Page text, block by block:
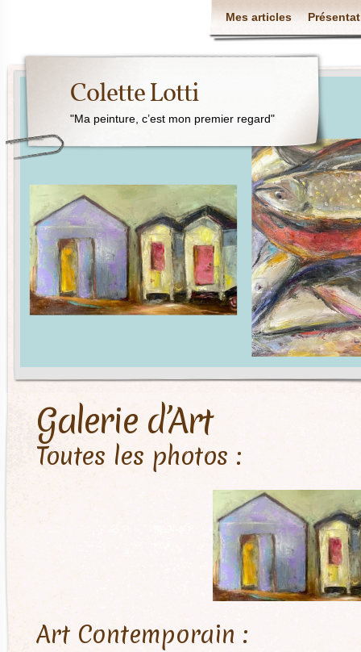
Mes articles
Colette Lotti
"Ma peinture, c’est mon premier regard"
Galerie d’Art
Toutes les photos :
Art Contemporain :